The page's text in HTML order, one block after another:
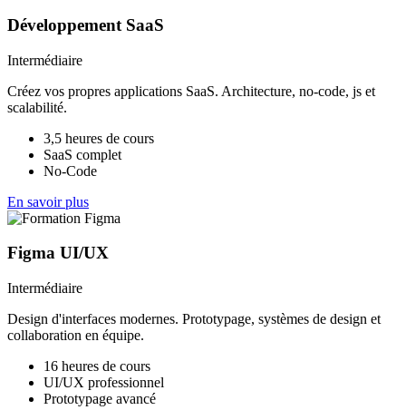
Développement SaaS
Intermédiaire
Créez vos propres applications SaaS. Architecture, no-code, js et
scalabilité.
3,5 heures de cours
SaaS complet
No-Code
En savoir plus
Figma UI/UX
Intermédiaire
Design d'interfaces modernes. Prototypage, systèmes de design et
collaboration en équipe.
16 heures de cours
UI/UX professionnel
Prototypage avancé